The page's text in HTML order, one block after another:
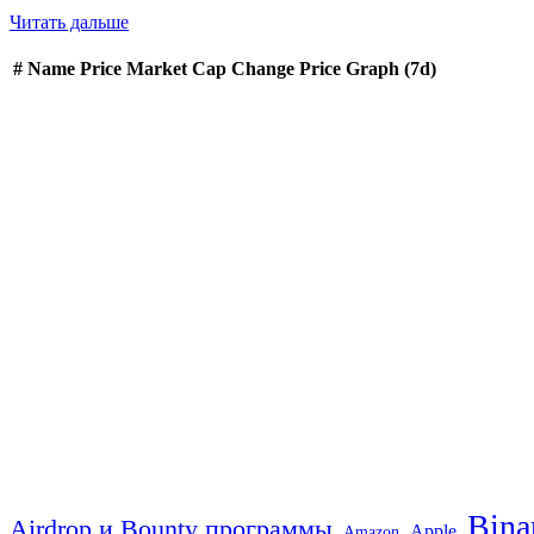
Читать дальше
# Name Price Market Cap Change Price Graph (7d)